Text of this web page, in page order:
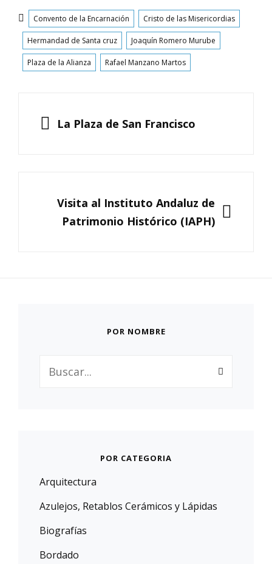
Etiquetas
Convento de la Encarnación Cristo de las Misericordias
Hermandad de Santa cruz Joaquín Romero Murube
Plaza de la Alianza Rafael Manzano Martos
ANTERIOR
La Plaza de San Francisco
SIGUIENTE
Visita al Instituto Andaluz de
Patrimonio Histórico (IAPH)
POR NOMBRE
POR CATEGORIA
Arquitectura
Azulejos, Retablos Cerámicos y Lápidas
Biografías
Bordado